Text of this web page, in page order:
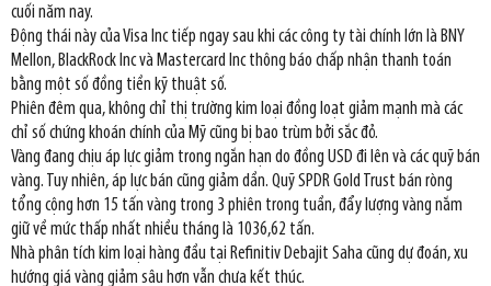
cuối năm nay.
Động thái này của Visa Inc tiếp ngay sau khi các công ty tài chính lớn là BNY
Mellon, BlackRock Inc và Mastercard Inc thông báo chấp nhận thanh toán
bằng một số đồng tiền kỹ thuật số.
Phiên đêm qua, không chỉ thị trường kim loại đồng loạt giảm mạnh mà các
chỉ số chứng khoán chính của Mỹ cũng bị bao trùm bởi sắc đỏ.
Vàng đang chịu áp lực giảm trong ngắn hạn do đồng USD đi lên và các quỹ bán
vàng. Tuy nhiên, áp lực bán cũng giảm dần. Quỹ SPDR Gold Trust bán ròng
tổng cộng hơn 15 tấn vàng trong 3 phiên trong tuần, đẩy lượng vàng nắm
giữ về mức thấp nhất nhiều tháng là 1036,62 tấn.
Nhà phân tích kim loại hàng đầu tại Refinitiv Debajit Saha cũng dự đoán, xu
hướng giá vàng giảm sâu hơn vẫn chưa kết thúc.